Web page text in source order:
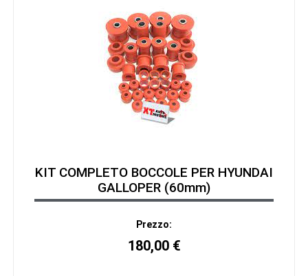
KIT COMPLETO BOCCOLE PER HYUNDAI
GALLOPER (60mm)
Prezzo:
180,00 €